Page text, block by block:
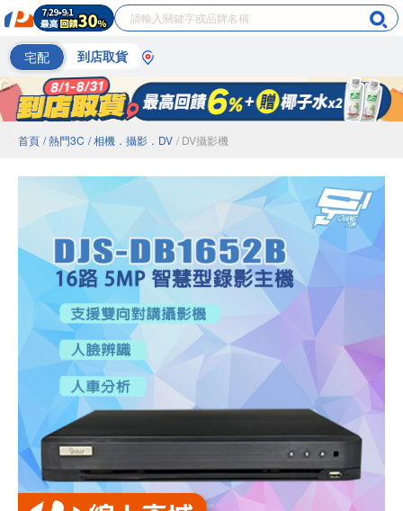
宅配 到店取貨
首頁 / 熱門3C / 相機．攝影．DV / DV攝影機